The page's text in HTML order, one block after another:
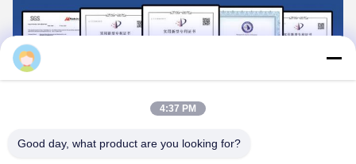
4:37 PM
Good day, what product are you looking for?